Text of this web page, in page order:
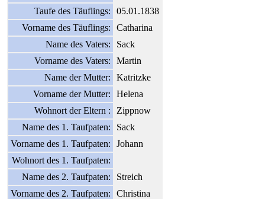
Taufe des Täuflings:
05.01.1838
Vorname des Täuflings:
Catharina
Name des Vaters:
Sack
Vorname des Vaters:
Martin
Name der Mutter:
Katritzke
Vorname der Mutter:
Helena
Wohnort der Eltern :
Zippnow
Name des 1. Taufpaten:
Sack
Vorname des 1. Taufpaten:
Johann
Wohnort des 1. Taufpaten:
Name des 2. Taufpaten:
Streich
Vorname des 2. Taufpaten:
Christina